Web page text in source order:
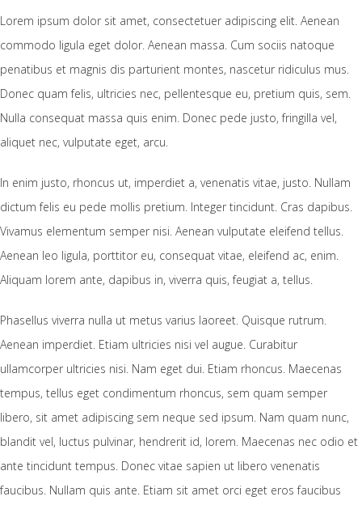
Lorem ipsum dolor sit amet, consectetuer adipiscing elit. Aenean
commodo ligula eget dolor. Aenean massa. Cum sociis natoque
penatibus et magnis dis parturient montes, nascetur ridiculus mus.
Donec quam felis, ultricies nec, pellentesque eu, pretium quis, sem.
Nulla consequat massa quis enim. Donec pede justo, fringilla vel,
aliquet nec, vulputate eget, arcu.
In enim justo, rhoncus ut, imperdiet a, venenatis vitae, justo. Nullam
dictum felis eu pede mollis pretium. Integer tincidunt. Cras dapibus.
Vivamus elementum semper nisi. Aenean vulputate eleifend tellus.
Aenean leo ligula, porttitor eu, consequat vitae, eleifend ac, enim.
Aliquam lorem ante, dapibus in, viverra quis, feugiat a, tellus.
Phasellus viverra nulla ut metus varius laoreet. Quisque rutrum.
Aenean imperdiet. Etiam ultricies nisi vel augue. Curabitur
ullamcorper ultricies nisi. Nam eget dui. Etiam rhoncus. Maecenas
tempus, tellus eget condimentum rhoncus, sem quam semper
libero, sit amet adipiscing sem neque sed ipsum. Nam quam nunc,
blandit vel, luctus pulvinar, hendrerit id, lorem. Maecenas nec odio et
ante tincidunt tempus. Donec vitae sapien ut libero venenatis
faucibus. Nullam quis ante. Etiam sit amet orci eget eros faucibus